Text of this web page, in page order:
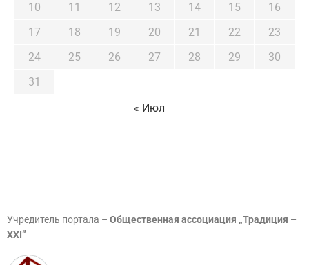
10
11 12 13 14 15
16
17
18 19 20 21 22
23
24
25 26 27 28 29
30
31
« Июл
Учредитель портала – Общественная ассоциация „Традиция –
XXI”